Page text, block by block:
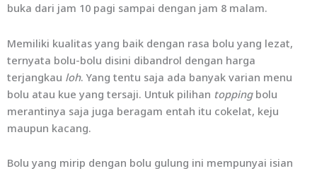
buka dari jam 10 pagi sampai dengan jam 8 malam.
Memiliki kualitas yang baik dengan rasa bolu yang lezat,
ternyata bolu-bolu disini dibandrol dengan harga
terjangkau loh. Yang tentu saja ada banyak varian menu
bolu atau kue yang tersaji. Untuk pilihan topping bolu
merantinya saja juga beragam entah itu cokelat, keju
maupun kacang.
Bolu yang mirip dengan bolu gulung ini mempunyai isian